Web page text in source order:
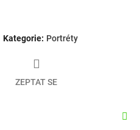
Kategorie: Portréty
ZEPTAT SE